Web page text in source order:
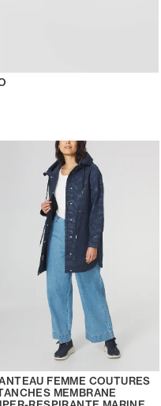
FEMME COUTURES
MEMBRANE